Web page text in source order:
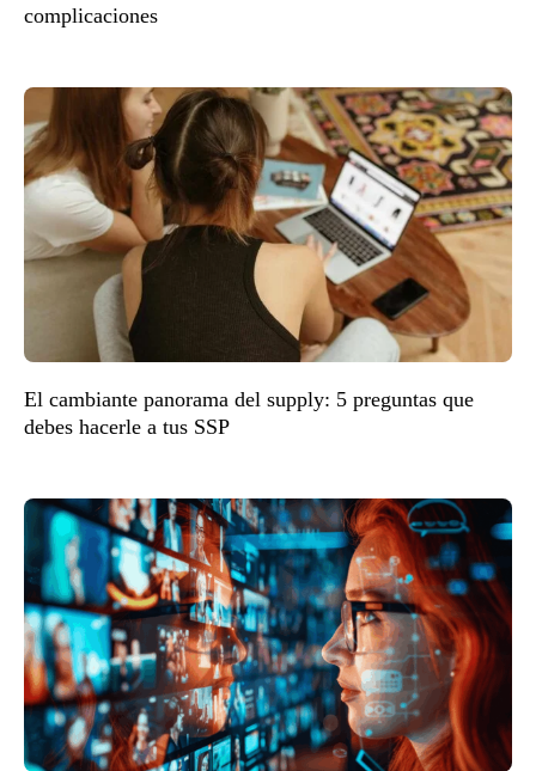
complicaciones
El cambiante panorama del supply: 5 preguntas que
debes hacerle a tus SSP